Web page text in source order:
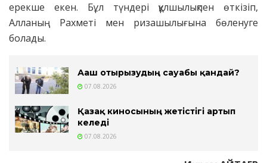
ерекше екен. Бұл түндері құлшылықпен өткізіп,
Алланың Рахметі мен ризашылығына бөленуге
болады.
Ағаш отырғызудың сауабы қандай?
07.08.2026
Қазақ киносының жетістігі артып
келеді
07.08.2026